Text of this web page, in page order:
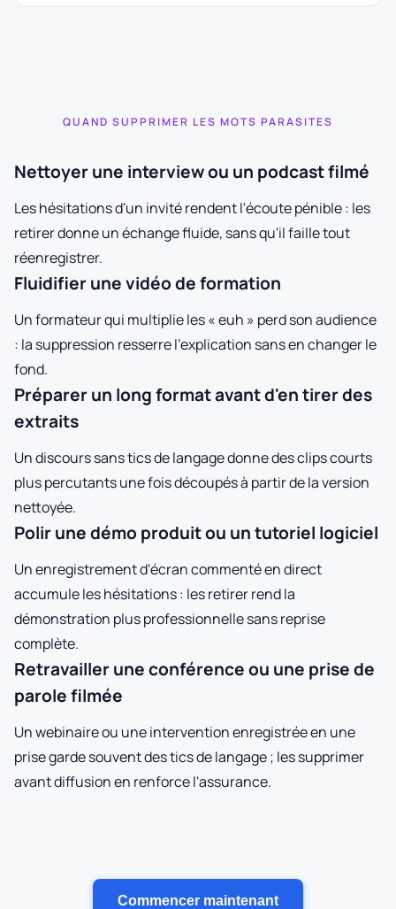
QUAND SUPPRIMER LES MOTS PARASITES
Nettoyer une interview ou un podcast filmé
Les hésitations d'un invité rendent l'écoute pénible : les
retirer donne un échange fluide, sans qu'il faille tout
réenregistrer.
Fluidifier une vidéo de formation
Un formateur qui multiplie les « euh » perd son audience
: la suppression resserre l'explication sans en changer le
fond.
Préparer un long format avant d'en tirer des
extraits
Un discours sans tics de langage donne des clips courts
plus percutants une fois découpés à partir de la version
nettoyée.
Polir une démo produit ou un tutoriel logiciel
Un enregistrement d'écran commenté en direct
accumule les hésitations : les retirer rend la
démonstration plus professionnelle sans reprise
complète.
Retravailler une conférence ou une prise de
parole filmée
Un webinaire ou une intervention enregistrée en une
prise garde souvent des tics de langage ; les supprimer
avant diffusion en renforce l'assurance.
Commencer maintenant